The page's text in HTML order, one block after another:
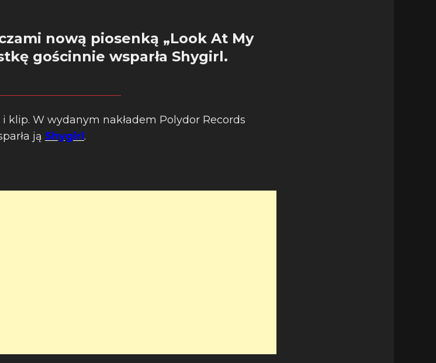
nową piosenką „Look At My
gościnnie wsparła Shygirl.
klip. W wydanym nakładem Polydor Records
ją Shygirl .